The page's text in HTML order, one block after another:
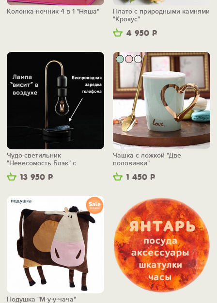
Колонка-ночник 4 в 1 "Няша"
4 950 Р
Плато с природными камнями
"Крокус"
13 950 Р
Чудо-светильник
"Невесомость Блэк" с
беспроводной зарядкой
1 450 Р
Чашка с ложкой "Две
половинки"
Подушка "М-у-у-чача"